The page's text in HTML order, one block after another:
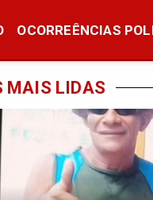
OCORREÊNCIAS
MAIS LIDAS